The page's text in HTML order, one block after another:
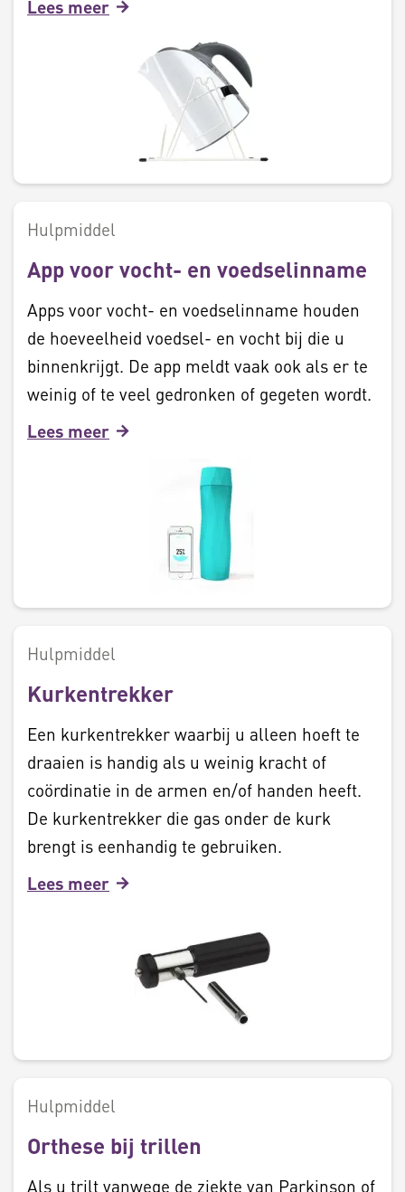
Lees meer
Hulpmiddel
App voor vocht- en voedselinname
Apps voor vocht- en voedselinname houden
de hoeveelheid voedsel- en vocht bij die u
binnenkrijgt. De app meldt vaak ook als er te
weinig of te veel gedronken of gegeten wordt.
Lees meer
Hulpmiddel
Kurkentrekker
Een kurkentrekker waarbij u alleen hoeft te
draaien is handig als u weinig kracht of
coördinatie in de armen en/of handen heeft.
De kurkentrekker die gas onder de kurk
brengt is eenhandig te gebruiken.
Lees meer
Hulpmiddel
Orthese bij trillen
Als u trilt vanwege de ziekte van Parkinson of